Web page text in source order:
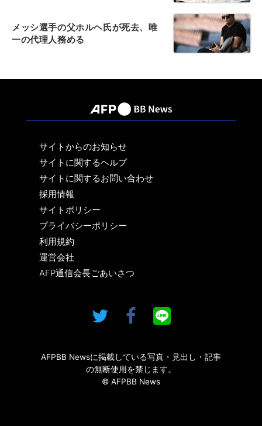
メッシ選手の父ホルヘ氏が死去、唯
一の代理人務める
サイトからのお知らせ
サイトに関するヘルプ
サイトに関するお問い合わせ
採用情報
サイトポリシー
プライバシーポリシー
利用規約
運営会社
AFP通信会長ごあいさつ
AFPBB Newsに掲載している写真・見出し・記事
の無断使用を禁じます。
© AFPBB News